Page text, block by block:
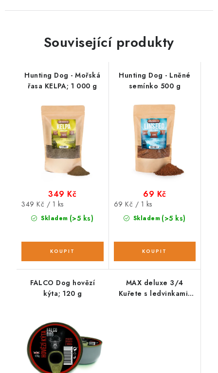
Související produkty
Hunting Dog - Mořská
řasa KELPA; 1 000 g
Skladem (>5 ks)
349 Kč
Měrná
cena:
349 Kč / 1 ks
Hunting Dog - Lněné
semínko 500 g
Skladem (>5 ks)
69 Kč
Měrná
cena:
69 Kč / 1 ks
FALCO Dog hovězí
kýta; 120 g
MAX deluxe 3/4
Kuřete s ledvinkami;